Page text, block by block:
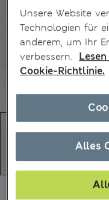
Alle Preise
Unsere Website
Technologien für
anderem, um Ihr
verbessern.
Cookie-Richtlinie.
Alles